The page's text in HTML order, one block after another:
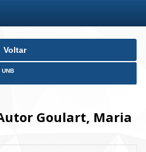
Voltar
UNB
Goulart, Maria